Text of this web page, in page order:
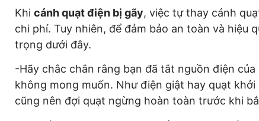
Khi cánh quạt điện bị gãy, việc tự thay cánh
chi phí. Tuy nhiên, để đảm bảo an toàn và hiệu
trọng dưới đây.
-Hãy chắc chắn rằng bạn đã tắt nguồn điện
không mong muốn. Như điện giật hay quạt
cũng nên đợi quạt ngừng hoàn toàn trước khi